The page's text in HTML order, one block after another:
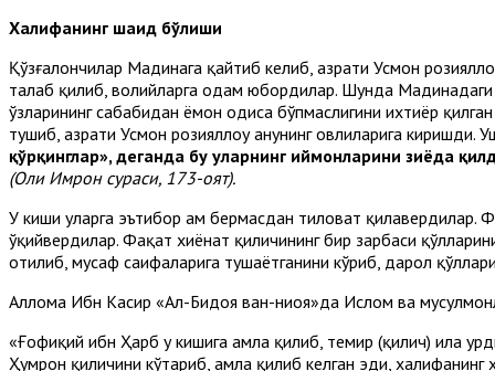
Халифанинг шаҳид бўлиши
Қўзғалончилар Мадинага қайтиб келиб, ҳазрати Усмон
талаб қилиб, волийларга одам юбордилар. Шунда Мадинадаги
ўзларининг сабабидан ёмон ҳодиса бўпмаслигини ихтиёр
тушиб, ҳазрати Усмон розияллоҳу анҳунинг ҳовлиларига
қўрқинглар», деганда бу уларнинг иймонларини зиёда
(Оли Имрон сураси, 173-оят).
У киши уларга эътибор ҳам бермасдан тиловат қилавердилар.
ўқийвердилар. Фақат хиёнат қиличининг бир зарбаси
отилиб, мусҳаф саҳифаларига тушаётганини кўриб, дарҳол
Аллома Ибн Касир «Ал-Бидоя ван-ниҳоя»да Ислом ва
«Ғофиқий ибн Ҳарб у кишига ҳамла қилиб, темир (қилич) ила
Ҳумрон қиличини кўтариб, ҳамла қилиб келган эди,